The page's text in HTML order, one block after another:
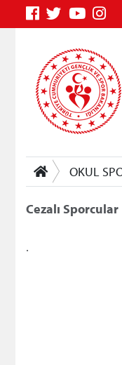
OKUL
Cezalı Sporcular
.